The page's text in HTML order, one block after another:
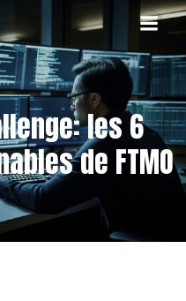
les 6
de FTMO